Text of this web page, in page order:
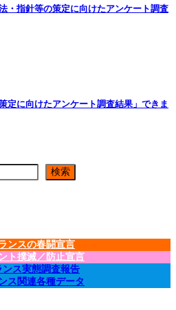
・指針等の策定に向けたアンケート調査
定に向けたアンケート調査結果」できま
検索
ンスの春闘宣言
ト撲滅／防止宣言
ンス実態調査報告
ス関連各種データ